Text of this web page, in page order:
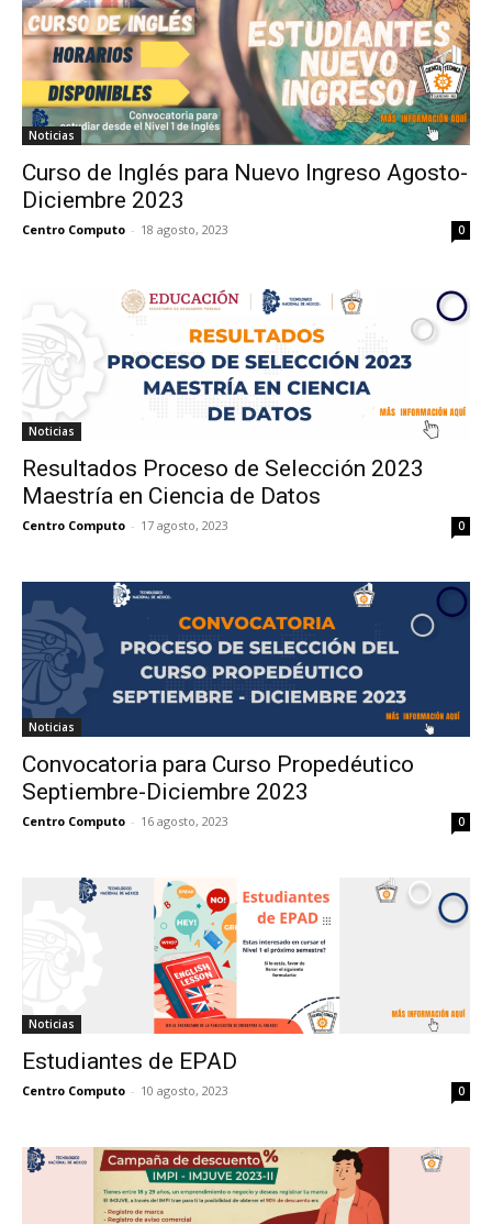
Noticias
Curso de Inglés para Nuevo Ingreso Agosto-
Diciembre 2023
Centro Computo - 18 agosto, 2023 0
Noticias
Resultados Proceso de Selección 2023
Maestría en Ciencia de Datos
Centro Computo - 17 agosto, 2023 0
Noticias
Convocatoria para Curso Propedéutico
Septiembre-Diciembre 2023
Centro Computo - 16 agosto, 2023 0
Noticias
Estudiantes de EPAD
Centro Computo - 10 agosto, 2023 0